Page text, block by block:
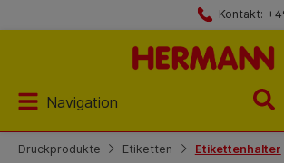
Kontakt:
Navigation
Druckprodukte Etiketten Etikettenhalter